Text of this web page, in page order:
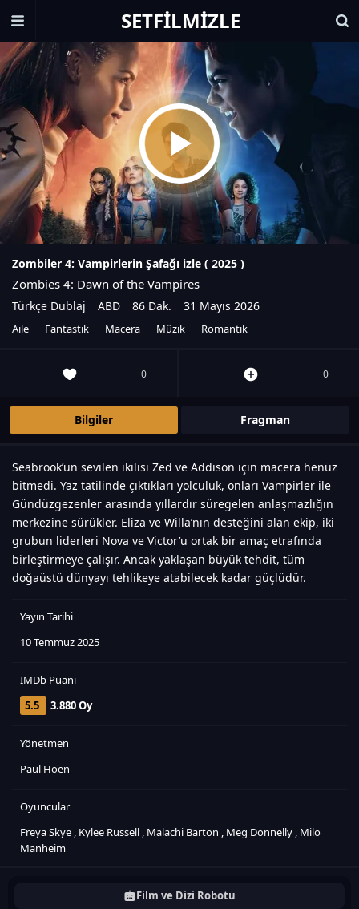
SETFILMIZLE
Zombiler 4: Vampirlerin Şafağı izle ( 2025 )
Zombies 4: Dawn of the Vampires
Türkçe Dublaj ABD 86 Dak. 31 Mayıs 2026
Aile Fantastik Macera Müzik Romantik
0 0
Bilgiler Fragman
Seabrook’un sevilen ikilisi Zed ve Addison için macera henüz
bitmedi. Yaz tatilinde çıktıkları yolculuk, onları Vampirler ile
Gündüzgezenler arasında yıllardır süregelen anlaşmazlığın
merkezine sürükler. Eliza ve Willa’nın desteğini alan ekip, iki
grubun liderleri Nova ve Victor’u ortak bir amaç etrafında
birleştirmeye çalışır. Ancak yaklaşan büyük tehdit, tüm
doğaüstü dünyayı tehlikeye atabilecek kadar güçlüdür.
Yayın Tarihi
10 Temmuz 2025
IMDb Puanı
5.5
3.880 Oy
Yönetmen
Paul Hoen
Oyuncular
Freya Skye , Kylee Russell , Malachi Barton , Meg Donnelly , Milo
Manheim
Film ve Dizi Robotu